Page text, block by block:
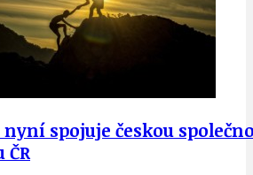
spojuje českou
ČR